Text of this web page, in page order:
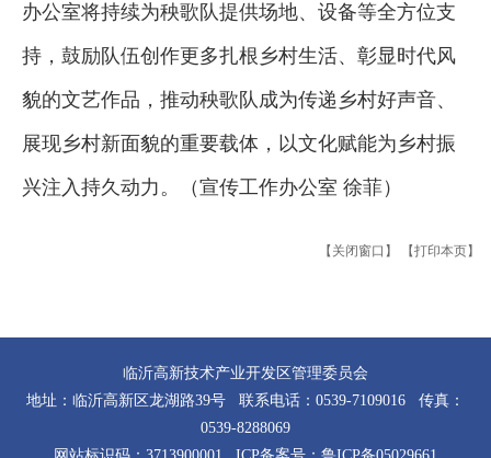
办公室将持续为秧歌队提供场地、设备等全方位支
持，鼓励队伍创作更多扎根乡村生活、彰显时代风
貌的文艺作品，推动秧歌队成为传递乡村好声音、
展现乡村新面貌的重要载体，以文化赋能为乡村振
兴注入持久动力。（宣传工作办公室 徐菲）
【关闭窗口】 【打印本页】
临沂高新技术产业开发区管理委员会
地址：临沂高新区龙湖路39号 联系电话：0539-7109016 传真：
0539-8288069